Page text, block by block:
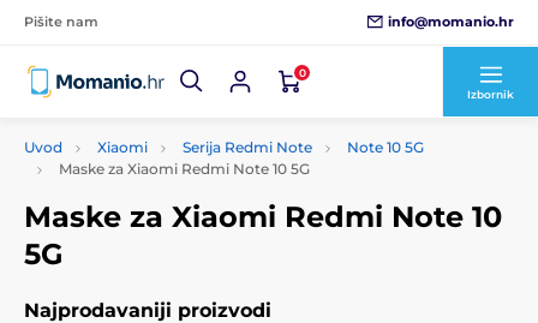
Pišite nam info@momanio.hr
0
Izbornik
Uvod Xiaomi Serija Redmi Note
Note 10 5G
Maske za Xiaomi Redmi Note 10 5G
Maske za Xiaomi Redmi Note 10
5G
Najprodavaniji proizvodi